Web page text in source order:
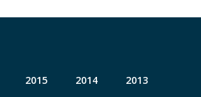
2015 2014 2013